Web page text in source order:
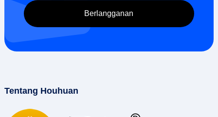
Tentang Houhuan